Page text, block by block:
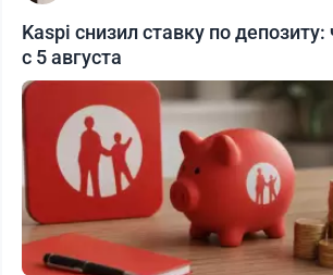
Kaspi снизил ставку по
с 5 августа